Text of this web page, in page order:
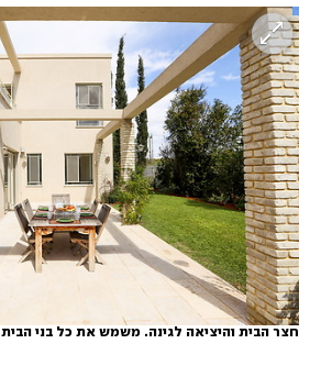
חצר הבית והיציאה לגינה. משמש את כל בני הבית